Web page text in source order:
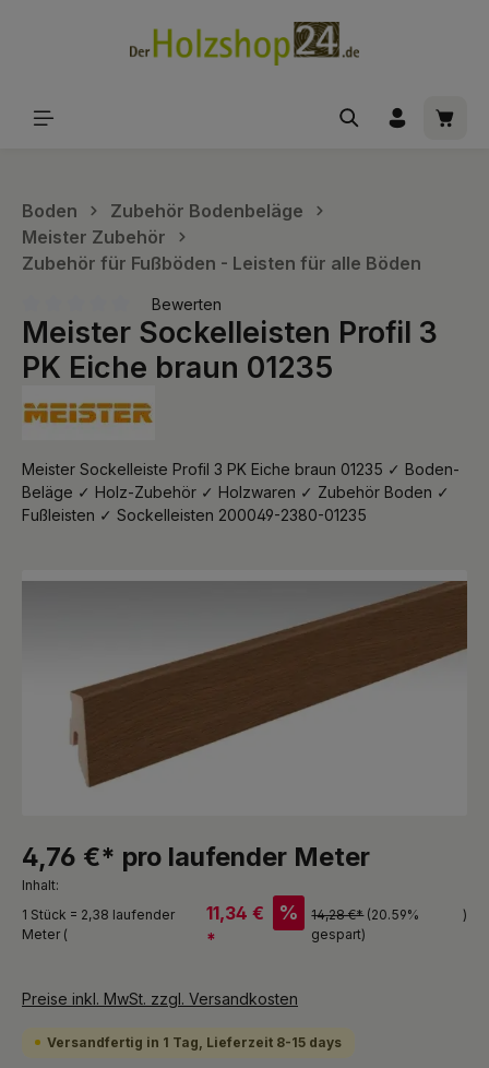
Boden
Zubehör Bodenbeläge
Meister Zubehör
Zubehör für Fußböden - Leisten für alle Böden
Durchschnittliche Bewertung von 0 von 5 Sternen
Bewerten
Meister Sockelleisten Profil 3
PK Eiche braun 01235
Meister Sockelleiste Profil 3 PK Eiche braun 01235 ✓ Boden-
Beläge ✓ Holz-Zubehör ✓ Holzwaren ✓ Zubehör Boden ✓
Fußleisten ✓ Sockelleisten 200049-2380-01235
Bildergalerie überspringen
4,76 €* pro laufender Meter
Inhalt:
1 Stück = 2,38 laufender
Meter (
11,34 €
*
% 14,28 €* (20.59%
gespart)
)
Preise inkl. MwSt. zzgl. Versandkosten
Versandfertig in 1 Tag, Lieferzeit 8-15 days